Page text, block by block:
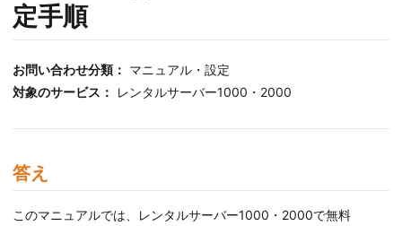
定手順
お問い合わせ分類： マニュアル・設定
対象のサービス：
レンタルサーバー1000・2000
答え
このマニュアルでは、レンタルサーバー1000・2000で無料